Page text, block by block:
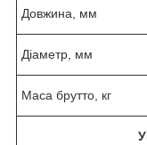
Довжина, мм
Діаметр, мм
Маса брутто, кг